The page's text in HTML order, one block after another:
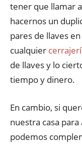
tener que llamar
hacernos un
pares de llaves
cualquier
de llaves y lo
tiempo y dinero.
En cambio, si
nuestra casa
podemos